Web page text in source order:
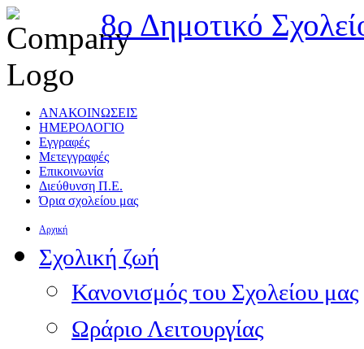
8ο Δημοτικό
ΑΝΑΚΟΙΝΩΣΕΙΣ
ΗΜΕΡΟΛΟΓΙΟ
Εγγραφές
Μετεγγραφές
Επικοινωνία
Διεύθυνση Π.Ε.
Όρια σχολείου μας
Αρχική
Σχολική ζωή
Κανονισμός του Σχολείου μας
Ωράριο Λειτουργίας